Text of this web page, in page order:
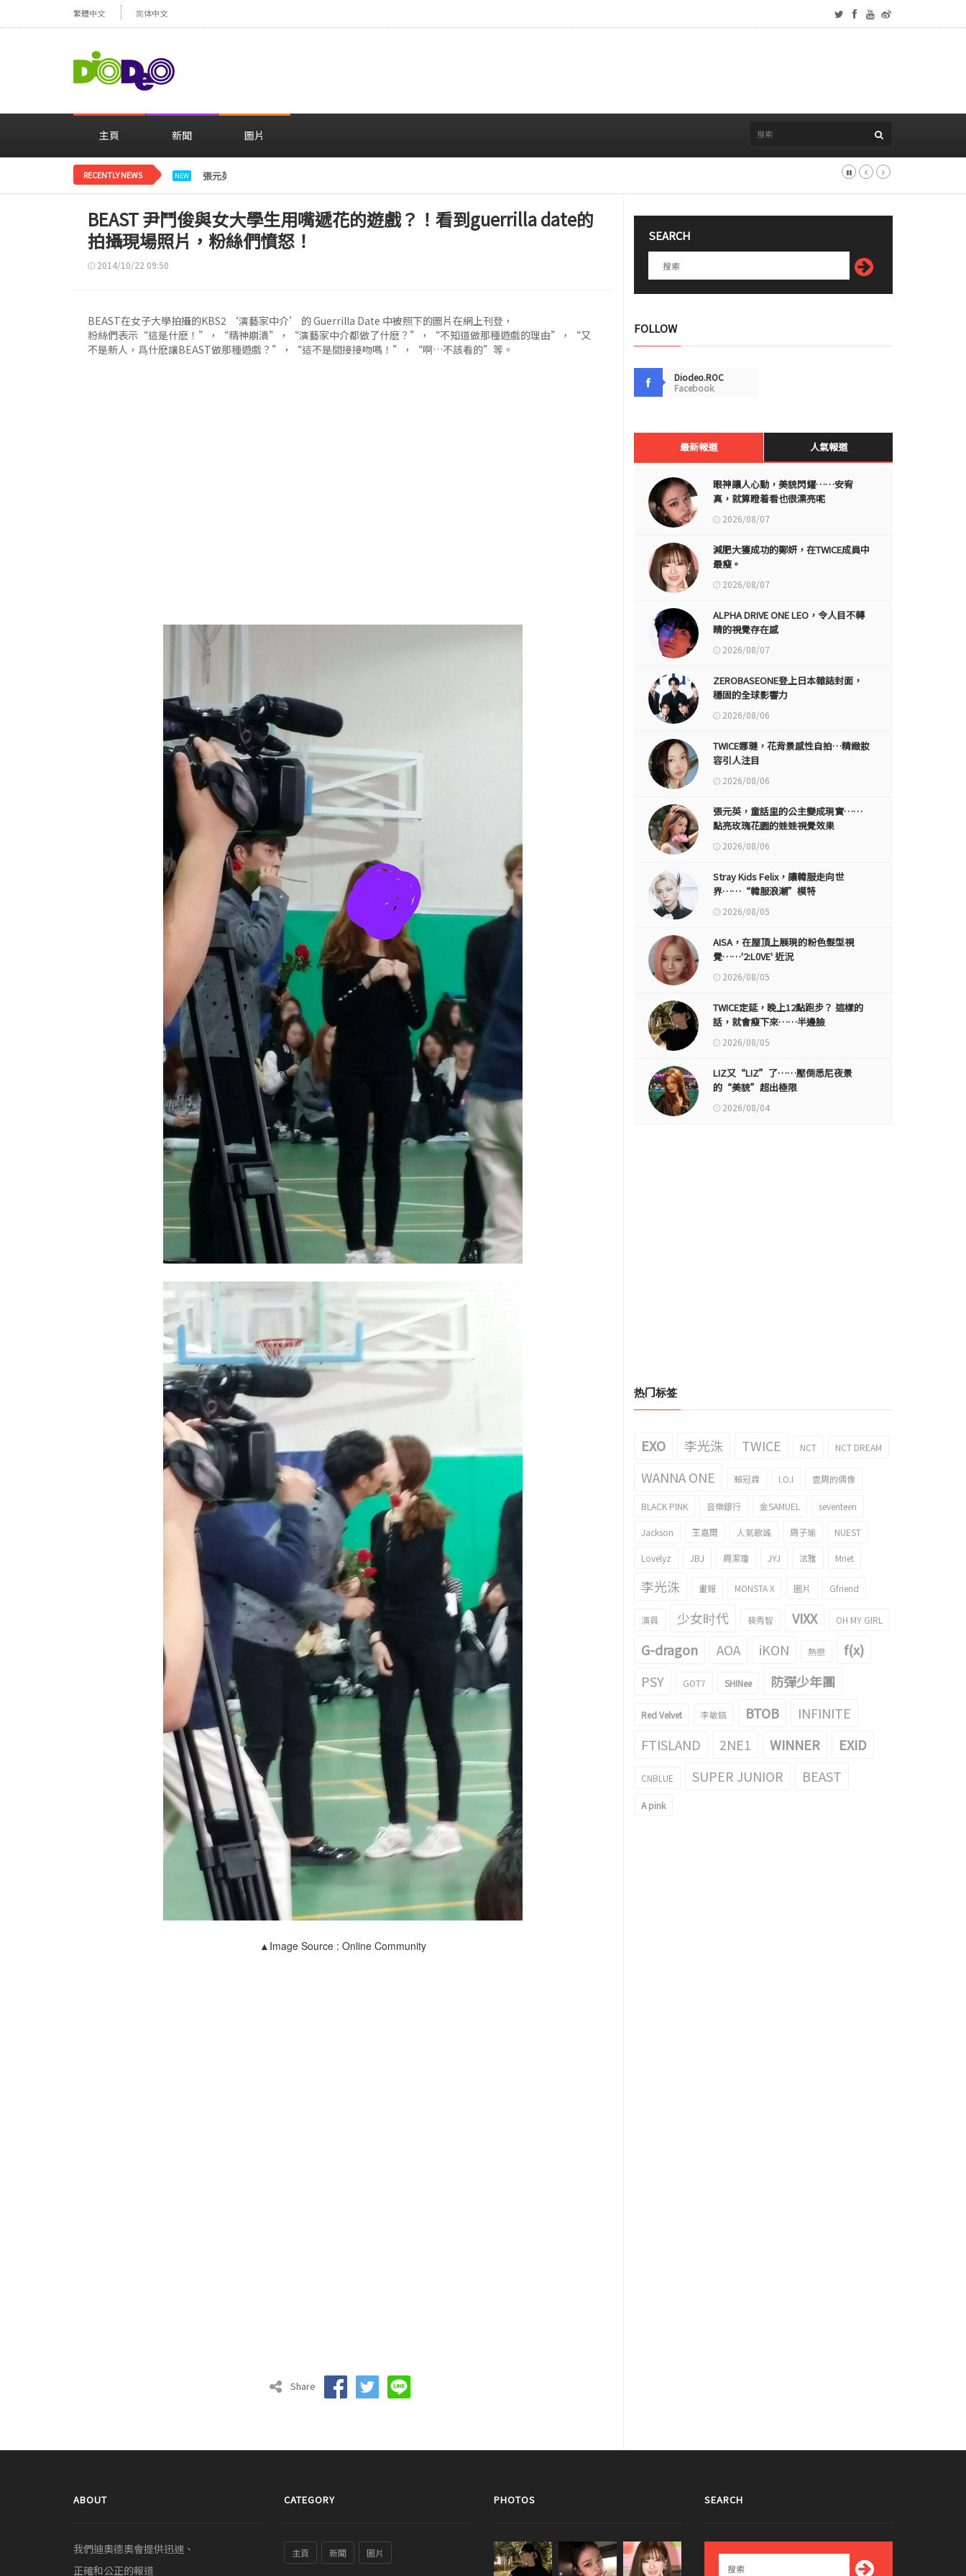
繁體中文 简体中文
主頁 新聞 圖片
RECENTLY NEWS NEW 張元英，童話里的公主變成現實……點亮玫瑰花園的娃娃視覺效果
BEAST 尹鬥俊與女大學生用嘴遞花的遊戲？！看到guerrilla date的
拍攝現場照片，粉絲們憤怒！
2014/10/22 09:50
BEAST在女子大學拍攝的KBS2 ‘演藝家中介’ 的 Guerrilla Date 中被照下的圖片在網上刊登，
粉絲們表示“這是什麽！”，“精神崩潰”，“演藝家中介都做了什麽？”，“不知道做那種遊戲的理由”，“又
不是新人，爲什麽讓BEAST做那種遊戲？”，“這不是間接接吻嗎！”，“啊…不該看的”等。
▲Image Source : Online Community
Share
SEARCH
FOLLOW
Diodeo.ROC
Facebook
最新報道 人氣報道
眼神讓人心動，美貌閃耀……安宥
真，就算瞪着看也很漂亮呢
2026/08/07
減肥大獲成功的鄭妍，在TWICE成員中
最瘦。
2026/08/07
ALPHA DRIVE ONE LEO，令人目不轉
睛的視覺存在感
2026/08/07
ZEROBASEONE登上日本雜誌封面，
穩固的全球影響力
2026/08/06
TWICE娜璉，花背景感性自拍…精緻妝
容引人注目
2026/08/06
張元英，童話里的公主變成現實……
點亮玫瑰花園的娃娃視覺效果
2026/08/06
Stray Kids Felix，讓韓服走向世
界……“韓服浪潮”模特
2026/08/05
AISA，在屋頂上展現的粉色髮型視
覺……'2:L0VE' 近況
2026/08/05
TWICE定延，晚上12點跑步？ 這樣的
話，就會瘦下來……半邊臉
2026/08/05
LIZ又“LIZ”了……壓倒悉尼夜景
的“美貌”超出極限
2026/08/04
热门标签
EXO 李光洙 TWICE NCT NCT DREAM
WANNA ONE 賴冠霖 I.O.I 壹周的偶像
BLACK PINK 音樂銀行 金SAMUEL seventeen
Jackson 王嘉爾 人氣歌謠 周子瑜 NUEST
Lovelyz JBJ 周潔瓊 JYJ 泫雅 Mnet
李光洙 畫報 MONSTA X 圖片 Gfriend
演員 少女时代 裴秀智 VIXX OH MY GIRL
G-dragon AOA iKON 熱戀
f(x)
PSY
GOT7 SHINee 防彈少年團
Red Velvet 李敏鎬 BTOB
INFINITE
FTISLAND
2NE1 WINNER EXID
CNBLUE SUPER JUNIOR BEAST
A pink
ABOUT
我們迪奧德奧會提供迅速、
正確和公正的報道
CATEGORY
主頁 新聞 圖片
PHOTOS SEARCH